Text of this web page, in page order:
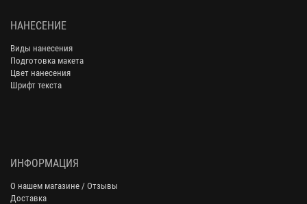
НАНЕСЕНИЕ
Виды нанесения
Подготовка макета
Цвет нанесения
Шрифт текста
ИНФОРМАЦИЯ
О нашем магазине / Отзывы
Доставка